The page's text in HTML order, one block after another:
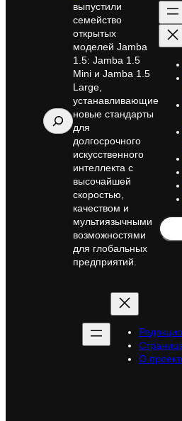
Поиск
выпустили
семейство
открытых
моделей Jamba
1.5: Jamba 1.5
Mini и Jamba 1.5
Large,
устанавливающие
новые стандарты
для
долгосрочного
искусственного
интеллекта с
высочайшей
скоростью,
качеством и
мультиязычными
возможностями
для глобальных
предприятий.
О